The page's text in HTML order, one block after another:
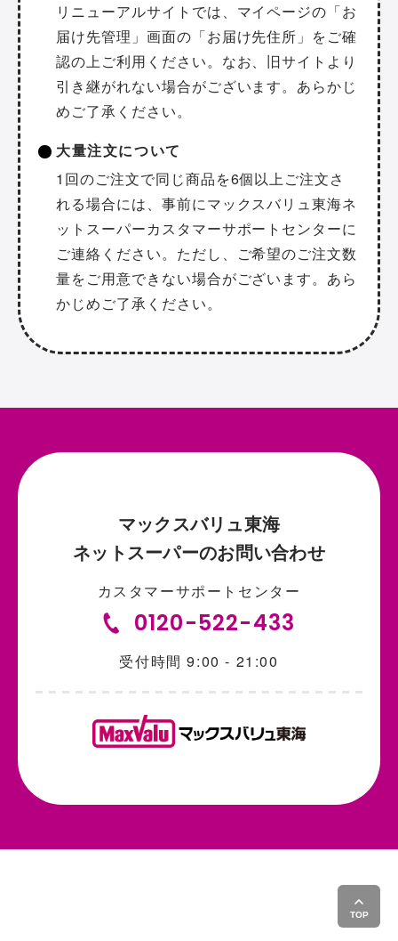
リニューアルサイトでは、マイページの「お
届け先管理」画面の「お届け先住所」をご確
認の上ご利用ください。なお、旧サイトより
引き継がれない場合がございます。あらかじ
めご了承ください。
大量注文について
1回のご注文で同じ商品を6個以上ご注文さ
れる場合には、事前にマックスバリュ東海ネ
ットスーパーカスタマーサポートセンターに
ご連絡ください。ただし、ご希望のご注文数
量をご用意できない場合がございます。あら
かじめご了承ください。
マックスバリュ東海
ネットスーパーのお問い合わせ
カスタマーサポートセンター
0120-522-433
受付時間 9:00 - 21:00
TOP